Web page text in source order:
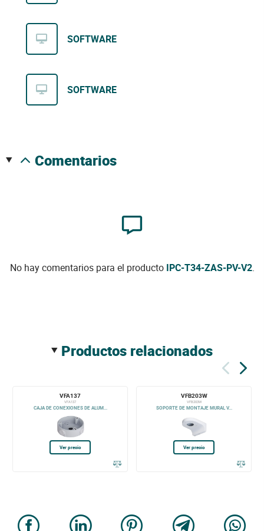
SOFTWARE
SOFTWARE
comentarios
No hay comentarios para el producto IPC-T34-ZAS-PV-V2.
productos relacionados
VFA137
VFA137
CAJA DE CONEXIONES DE ALUM...
Ver precio
VFB203W
VFB203W
SOPORTE DE MONTAJE MURAL V...
Ver precio